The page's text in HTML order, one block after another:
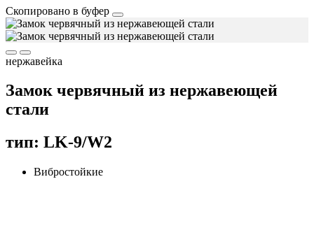
Скопировано в буфер
нержавейка
Замок червячный из нержавеющей
стали
тип: LK-9/W2
Вибростойкие